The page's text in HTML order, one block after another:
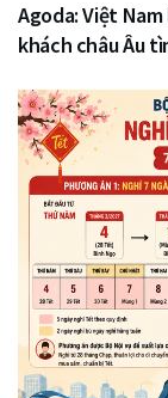
Agoda: Việt
khách châu Âu